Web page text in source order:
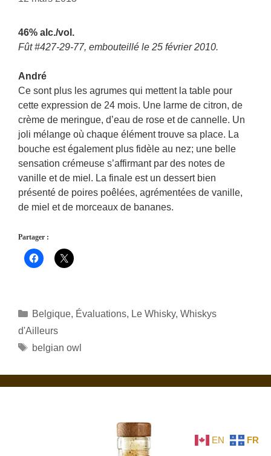
46% alc./vol.
Fût #427-29-77, embouteillé le 25 février 2010.
André
Ce sont plus les agrumes qui mettent la table pour
cette expression de 24 mois. Une larme de citron, de
crème de meringue, d’eau de rose et de cannelle. Un
joli mélange où chaque élément trouve sa place. La
bouche est également plus fidèle au nez; une belle
sensation crémeuse s’affirmant par des notes de
vanille et de miel. La finale est un dessert bien
présenté de poires poêlées, agrémentées de vanille,
de miel et de morceaux de bananes.
Partager :
Catégories
Belgique, Évaluations, Le Whisky, Whiskys
d'Ailleurs
Étiquettes
belgian owl
EN FR